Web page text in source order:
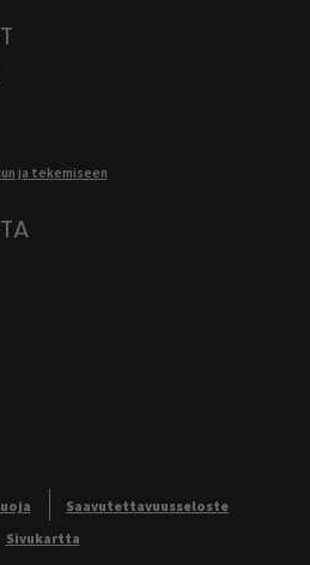
ja tekemiseen
Saavutettavuusseloste
Sivukartta